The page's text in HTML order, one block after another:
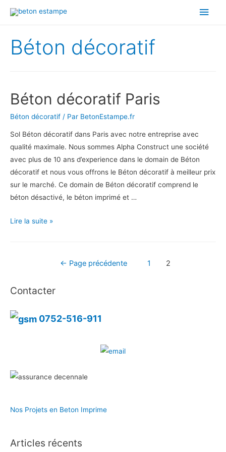
Béton décoratif
Béton décoratif Paris
Béton décoratif / Par BetonEstampe.fr
Sol Béton décoratif dans Paris avec notre entreprise avec
qualité maximale. Nous sommes Alpha Construct une société
avec plus de 10 ans d’experience dans le domain de Béton
décoratif et nous vous offrons le Béton décoratif à meilleur prix
sur le marché. Ce domain de Béton décoratif comprend le
béton désactivé, le béton imprimé et …
Béton
Lire la suite »
Navigation
articles
← Page précédente 1 2
Contacter
0752-516-911
Nos Projets en Beton Imprime
Articles récents